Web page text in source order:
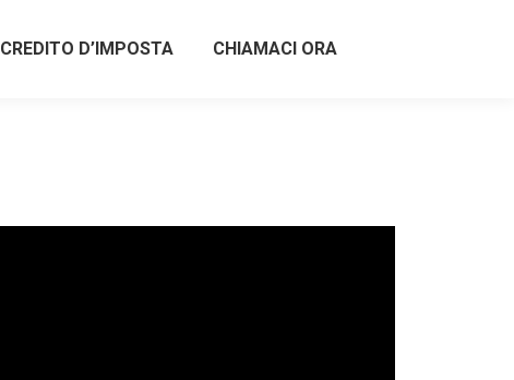
CREDITO D’IMPOSTA CHIAMACI ORA